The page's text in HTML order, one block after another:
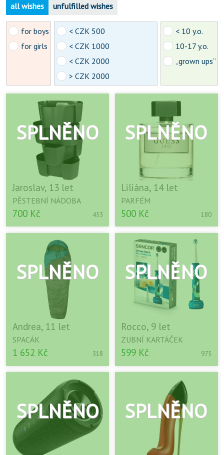
all wishes unfulfilled wishes
for boys
for girls
< CZK 500
< CZK 1000
< CZK 2000
> CZK 2000
< 10 y.o.
10-17 y.o.
„grown ups“
Jaroslav, 13 let
PĚSTEBNÍ NÁDOBA
700 Kč 453
Liliána, 14 let
PARFÉM
500 Kč 180
Andrea, 11 let
SPACÁK
1 652 Kč 318
Rocco, 9 let
ZUBNÍ KARTÁČEK
599 Kč 975